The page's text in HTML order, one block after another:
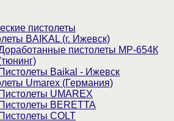
пистолеты
BAIKAL (г. Ижевск)
пистолеты МР-654К
Пистолеты Baikal - Ижевск
Umarex (Германия)
Пистолеты UMAREX
Пистолеты BERETTA
Пистолеты COLT